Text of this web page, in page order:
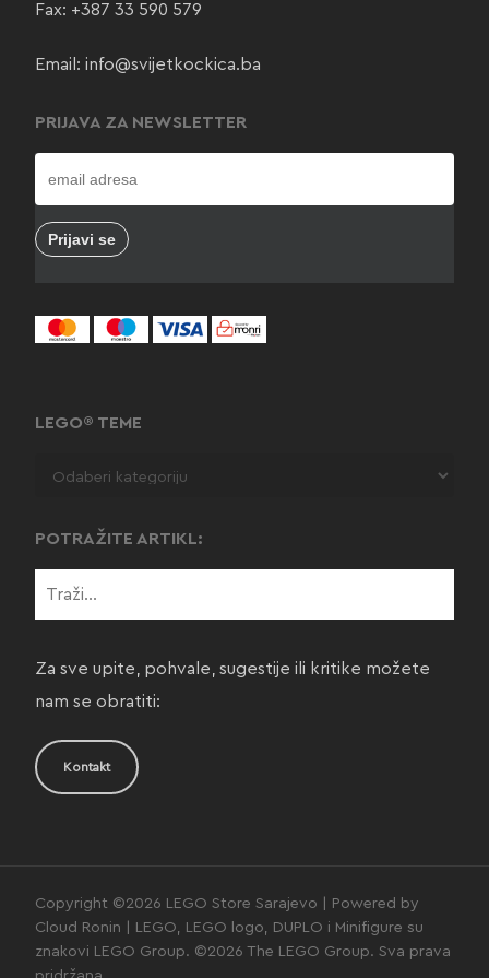
Fax: +387 33 590 579
Email: info@svijetkockica.ba
PRIJAVA ZA NEWSLETTER
LEGO® TEME
POTRAŽITE ARTIKL:
Za sve upite, pohvale, sugestije ili kritike možete
nam se obratiti:
Kontakt
Copyright ©2026 LEGO Store Sarajevo | Powered by
Cloud Ronin | LEGO, LEGO logo, DUPLO i Minifigure su
znakovi LEGO Group. ©2026 The LEGO Group. Sva prava